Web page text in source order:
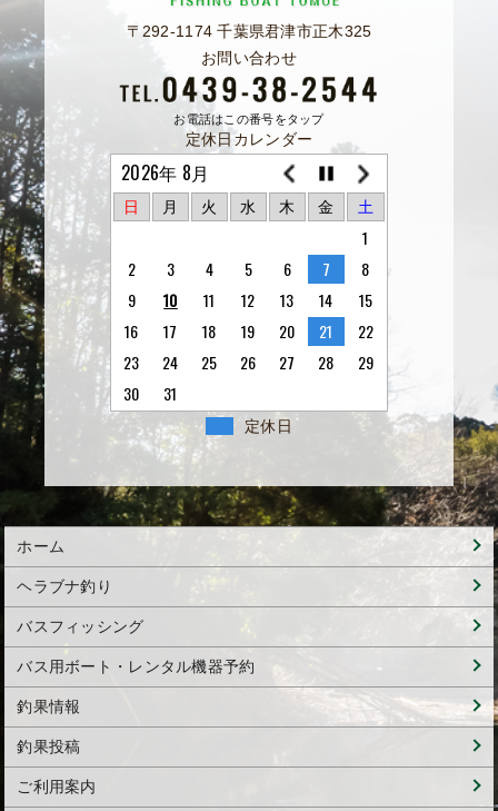
〒292-1174 千葉県君津市正木325
お問い合わせ
お電話はこの番号をタップ
定休日カレンダー
2026年 8月
日 月 火 水 木 金 土
1
2
3 4 5 6 7
8
9
10 11 12 13 14
15
16
17 18 19 20 21
22
23
24 25 26 27 28
29
30
31
定休日
ホーム
ヘラブナ釣り
バスフィッシング
バス用ボート・レンタル機器予約
釣果情報
釣果投稿
ご利用案内